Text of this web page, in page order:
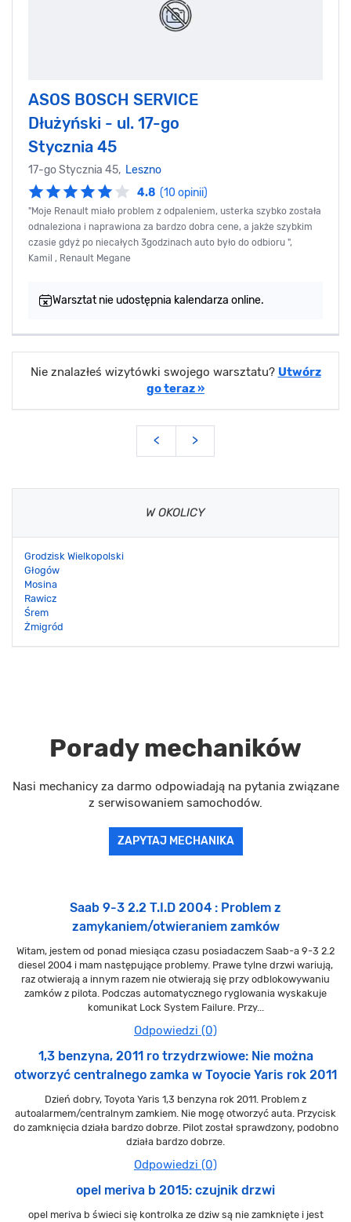
ASOS BOSCH SERVICE
Dłużyński - ul. 17-go
Stycznia 45
17-go Stycznia 45, Leszno
4.8 (10 opinii)
"Moje Renault miało problem z odpaleniem, usterka szybko została
odnaleziona i naprawiona za bardzo dobra cene, a jakże szybkim
czasie gdyż po niecałych 3godzinach auto było do odbioru ",
Kamil , Renault Megane
Warsztat nie udostępnia kalendarza online.
Nie znalazłeś wizytówki swojego warsztatu? Utwórz
go teraz »
< >
W OKOLICY
Grodzisk Wielkopolski
Głogów
Mosina
Rawicz
Śrem
Żmigród
Porady mechaników
Nasi mechanicy za darmo odpowiadają na pytania związane
z serwisowaniem samochodów.
ZAPYTAJ MECHANIKA
Saab 9-3 2.2 T.I.D 2004 : Problem z
zamykaniem/otwieraniem zamków
Witam, jestem od ponad miesiąca czasu posiadaczem Saab-a 9-3 2.2
diesel 2004 i mam następujące problemy. Prawe tylne drzwi wariują,
raz otwierają a innym razem nie otwierają się przy odblokowywaniu
zamków z pilota. Podczas automatycznego ryglowania wyskakuje
komunikat Lock System Failure. Przy...
Odpowiedzi (0)
1,3 benzyna, 2011 ro trzydrzwiowe: Nie można
otworzyć centralnego zamka w Toyocie Yaris rok 2011
Dzień dobry, Toyota Yaris 1,3 benzyna rok 2011. Problem z
autoalarmem/centralnym zamkiem. Nie mogę otworzyć auta. Przycisk
do zamknięcia działa bardzo dobrze. Pilot został sprawdzony, podobno
działa bardzo dobrze.
Odpowiedzi (0)
opel meriva b 2015: czujnik drzwi
opel meriva b świeci się kontrolka ze dziw są nie zamknięte i jest